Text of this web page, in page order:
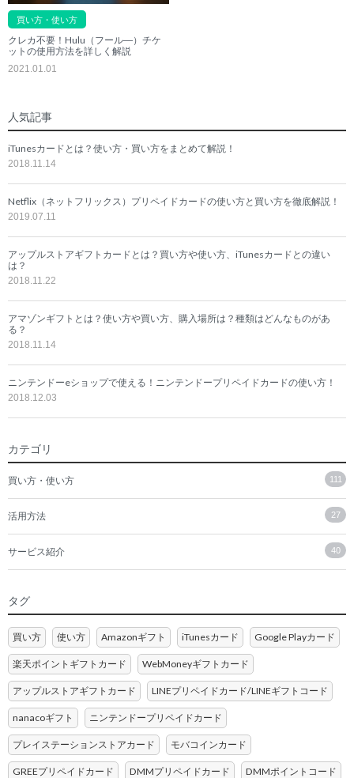
買い方・使い方
クレカ不要！Hulu（フール―）チケ
ットの使用方法を詳しく解説
2021.01.01
人気記事
iTunesカードとは？使い方・買い方をまとめて解説！
2018.11.14
Netflix（ネットフリックス）プリペイドカードの使い方と買い方を徹底解説！
2019.07.11
アップルストアギフトカードとは？買い方や使い方、iTunesカードとの違い
は？
2018.11.22
アマゾンギフトとは？使い方や買い方、購入場所は？種類はどんなものがあ
る？
2018.11.14
ニンテンドーeショップで使える！ニンテンドープリペイドカードの使い方！
2018.12.03
カテゴリ
買い方・使い方 111
活用方法 27
サービス紹介 40
タグ
買い方 使い方 Amazonギフト iTunesカード Google Playカード
楽天ポイントギフトカード WebMoneyギフトカード
アップルストアギフトカード LINEプリペイドカード/LINEギフトコード
nanacoギフト ニンテンドープリペイドカード
プレイステーションストアカード モバコインカード
GREEプリペイドカード DMMプリペイドカード DMMポイントコード